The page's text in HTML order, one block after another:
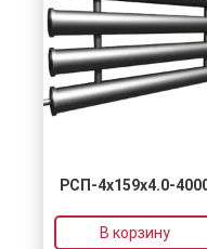
РСП-4x159x4.0-4000
В корзину